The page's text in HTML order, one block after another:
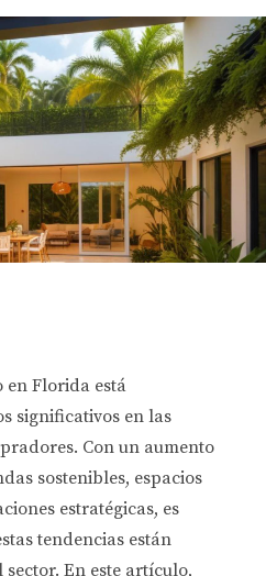
Florida está
significativos en las
Con un aumento
sostenibles, espacios
estratégicas, es
tendencias están
En este artículo,